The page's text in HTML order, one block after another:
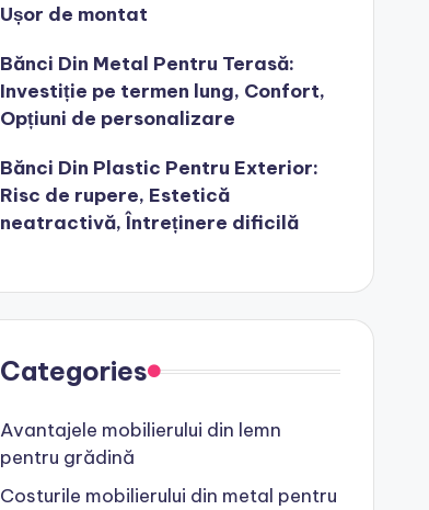
Ușor de montat
Bănci Din Metal Pentru Terasă:
Investiție pe termen lung, Confort,
Opțiuni de personalizare
Bănci Din Plastic Pentru Exterior:
Risc de rupere, Estetică
neatractivă, Întreținere dificilă
Categories
Avantajele mobilierului din lemn
pentru grădină
Costurile mobilierului din metal pentru